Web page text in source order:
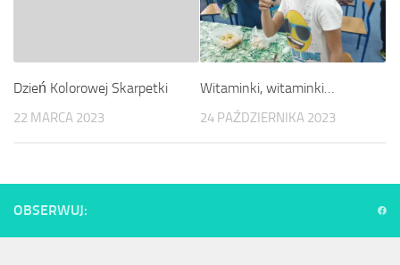
Dzień Kolorowej Skarpetki
22 MARCA 2023
Witaminki, witaminki…
24 PAŹDZIERNIKA 2023
OBSERWUJ: